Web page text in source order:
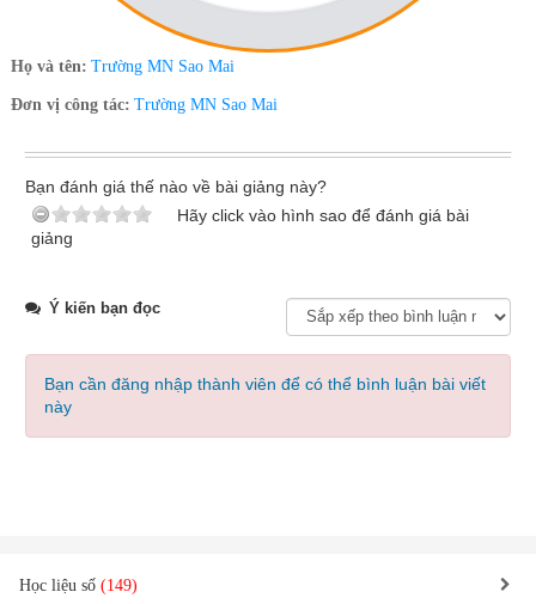
Họ và tên: Trường MN Sao Mai
Đơn vị công tác: Trường MN Sao Mai
Bạn đánh giá thế nào về bài giảng này?
Hãy click vào hình sao để đánh giá bài
giảng
Ý kiến bạn đọc
Bạn cần đăng nhập thành viên để có thể bình luận bài viết
này
Học liệu số (149)